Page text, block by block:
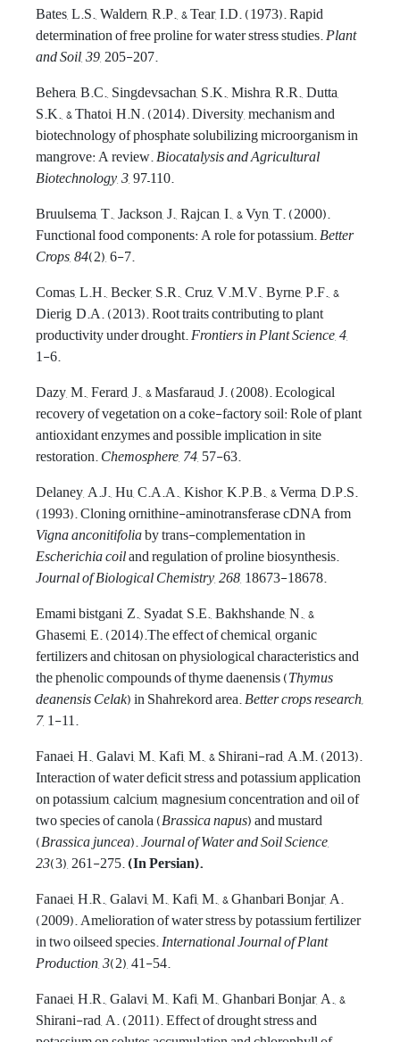
Bates, L.S., Waldern, R.P., & Tear, I.D. (1973). Rapid
determination of free proline for water stress studies.Plant
and Soil,39, 205-207.
Behera, B.C., Singdevsachan, S.K., Mishra, R.R., Dutta,
S.K., & Thatoi, H.N. (2014). Diversity, mechanism and
biotechnology of phosphate solubilizing microorganism in
mangrove: A review.Biocatalysis and Agricultural
Biotechnology,3, 97–110.
Bruulsema, T., Jackson, J., Rajcan, I., & Vyn, T. (2000).
Functional food components: A role for potassium.Better
Crops,84(2), 6-7.
Comas, L.H., Becker, S.R., Cruz, V.M.V., Byrne, P.F., &
Dierig, D.A. (2013). Root traits contributing to plant
productivity under drought.Frontiers in Plant Science,4,
1-6.
Dazy, M., Ferard, J., & Masfaraud, J. (2008). Ecological
recovery of vegetation on a coke-factory soil: Role of plant
antioxidant enzymes and possible implication in site
restoration.Chemosphere,74, 57-63.
Delaney, A.J., Hu, C.A.A., Kishor, K.P.B., & Verma, D.P.S.
(1993). Cloning ornithine-aminotransferase cDNA from
Vigna anconitifoliaby trans-complementation in
Escherichia coiland regulation of proline biosynthesis.
Journal of Biological Chemistry,268, 18673-18678.
Emami bistgani, Z., Syadat, S.E., Bakhshande, N., &
Ghasemi, E. (2014).The effect of chemical, organic
fertilizers and chitosan on physiological characteristics and
the phenolic compounds of thyme daenensis (Thymus
deanensis Celak) in Shahrekord area.Better crops research,
7, 1-11.
Fanaei, H., Galavi, M., Kafi, M., & Shirani-rad, A.M. (2013).
Interaction of water deficit stress and potassium application
on potassium, calcium, magnesium concentration and oil of
two species of canola (Brassica napus) and mustard
(Brassica juncea).Journal of Water and Soil Science,
23(3), 261-275.(In Persian).
Fanaei, H.R., Galavi, M., Kafi, M., & Ghanbari Bonjar, A.
(2009). Amelioration of water stress by potassium fertilizer
in two oilseed species.International Journal of Plant
Production,3(2), 41-54.
Fanaei, H.R., Galavi, M., Kafi, M., Ghanbari Bonjar, A., &
Shirani-rad, A. (2011). Effect of drought stress and